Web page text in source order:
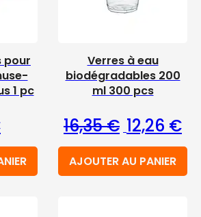
pour
1 pc
Verres à eau
biodégradables 200
ml 300 pcs
16,35€ Le prix
12,26 €Le
AJOUTER AU PANIER